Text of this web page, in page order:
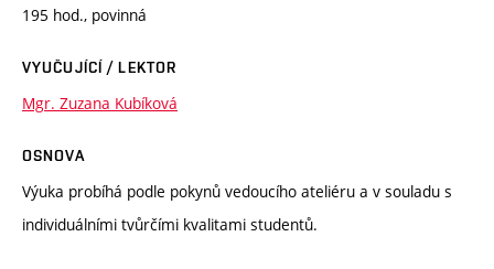
195 hod., povinná
VYUČUJÍCÍ / LEKTOR
Mgr. Zuzana Kubíková
OSNOVA
Výuka probíhá podle pokynů vedoucího ateliéru a v souladu s
individuálními tvůrčími kvalitami studentů.